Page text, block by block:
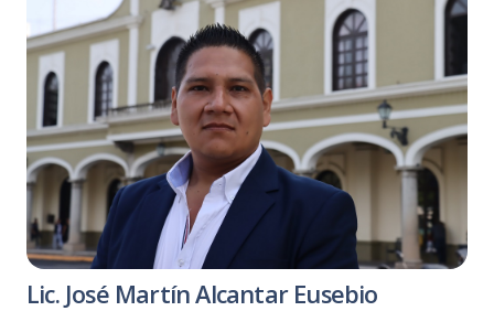
Lic. José Martín Alcantar Eusebio